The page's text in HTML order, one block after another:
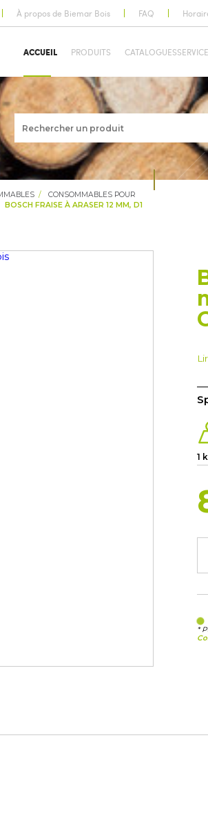
À propos de Biemar Bois FAQ
ACCUEIL PRODUITS CATALOGUES
CONSOMMABLES POUR
BOSCH FRAISE À ARASER 12 MM, D1
1
*